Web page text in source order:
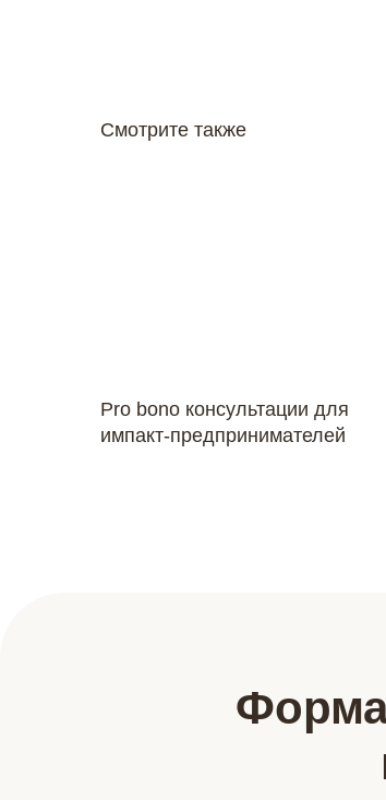
Смотрите также
Pro bono консультации для
импакт-предпринимателей